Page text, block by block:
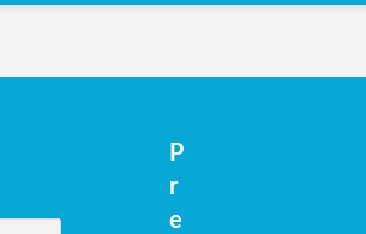
de fin d’année, présenté à la salle...
P
r
e